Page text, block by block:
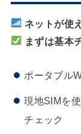
ネットが使
まずは基本
ポータブル
現地SIMを
チェック